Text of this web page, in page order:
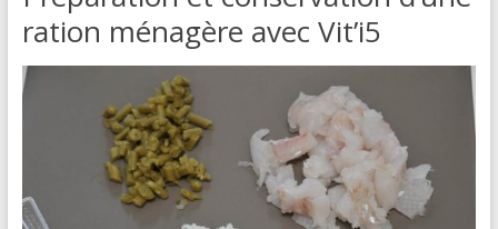
ration ménagère avec Vit’i5